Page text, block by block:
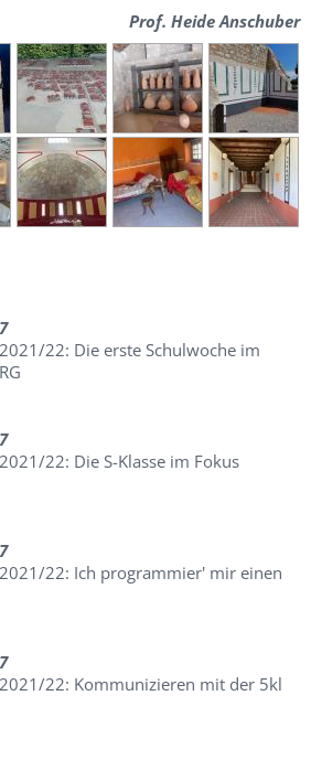
Prof. Heide Anschuber
22: Die erste Schulwoche im
22: Die S-Klasse im Fokus
22: Ich programmier' mir einen
22: Kommunizieren mit der 5kl